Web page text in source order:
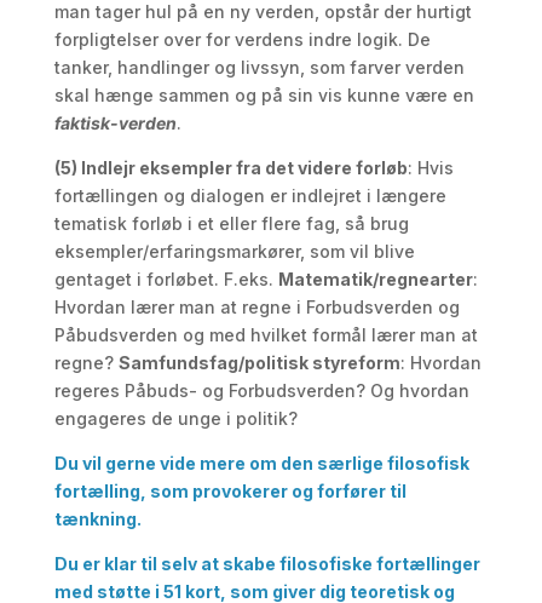
man tager hul på en ny verden, opstår der hurtigt
forpligtelser over for verdens indre logik. De
tanker, handlinger og livssyn, som farver verden
skal hænge sammen og på sin vis kunne være en
faktisk-verden.
(5) Indlejr eksempler fra det videre forløb: Hvis
fortællingen og dialogen er indlejret i længere
tematisk forløb i et eller flere fag, så brug
eksempler/erfaringsmarkører, som vil blive
gentaget i forløbet. F.eks. Matematik/regnearter:
Hvordan lærer man at regne i Forbudsverden og
Påbudsverden og med hvilket formål lærer man at
regne? Samfundsfag/politisk styreform: Hvordan
regeres Påbuds- og Forbudsverden? Og hvordan
engageres de unge i politik?
Du vil gerne vide mere om den særlige filosofisk
fortælling, som provokerer og forfører til
tænkning.
Du er klar til selv at skabe filosofiske fortællinger
med støtte i 51 kort, som giver dig teoretisk og